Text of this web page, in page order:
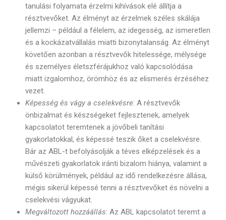
tanulási folyamata érzelmi kihívások elé állítja a
résztvevőket. Az élményt az érzelmek széles skálája
jellemzi – például a félelem, az idegesség, az ismeretlen
és a kockázatvállalás miatti bizonytalanság. Az élményt
követően azonban a résztvevők hitelessége, mélysége
és személyes életszférájukhoz való kapcsolódása
miatt izgalomhoz, örömhöz és az elismerés érzéséhez
vezet.
Képesség és vágy a cselekvésre: A résztvevők
önbizalmat és készségeket fejlesztenek, amelyek
kapcsolatot teremtenek a jövőbeli tanítási
gyakorlatokkal, és képessé teszik őket a cselekvésre.
Bár az ABL-t befolyásolják a téves elképzelések és a
művészeti gyakorlatok iránti bizalom hiánya, valamint a
külső körülmények, például az idő rendelkezésre állása,
mégis sikerül képessé tenni a résztvevőket és növelni a
cselekvési vágyukat.
Megváltozott hozzáállás: Az ABL kapcsolatot teremt a